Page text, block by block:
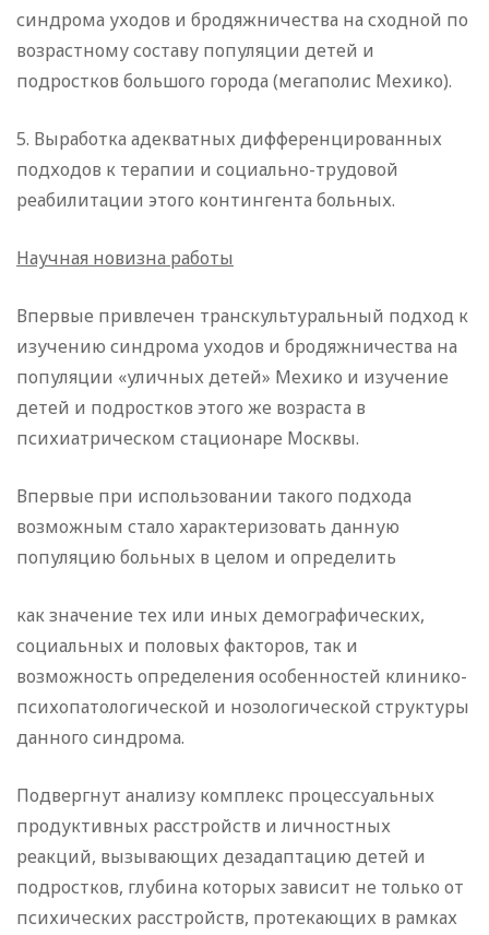
синдрома уходов и бродяжничества на сходной по
возрастному составу популяции детей и
подростков большого города (мегаполис Мехико).
5. Выработка адекватных дифференцированных
подходов к терапии и социально-трудовой
реабилитации этого контингента больных.
Научная новизна работы
Впервые привлечен транскультуральный подход к
изучению синдрома уходов и бродяжничества на
популяции «уличных детей» Мехико и изучение
детей и подростков этого же возраста в
психиатрическом стационаре Москвы.
Впервые при использовании такого подхода
возможным стало характеризовать данную
популяцию больных в целом и определить
как значение тех или иных демографических,
социальных и половых факторов, так и
возможность определения особенностей клинико-
психопатологической и нозологической структуры
данного синдрома.
Подвергнут анализу комплекс процессуальных
продуктивных расстройств и личностных
реакций, вызывающих дезадаптацию детей и
подростков, глубина которых зависит не только от
психических расстройств, протекающих в рамках